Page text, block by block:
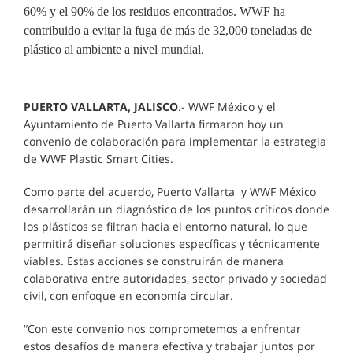
60% y el 90% de los residuos encontrados. WWF ha
contribuido a evitar la fuga de más de 32,000 toneladas de
plástico al ambiente a nivel mundial.
PUERTO VALLARTA, JALISCO.- WWF México y el
Ayuntamiento de Puerto Vallarta firmaron hoy un
convenio de colaboración para implementar la estrategia
de WWF Plastic Smart Cities.
Como parte del acuerdo, Puerto Vallarta y WWF México
desarrollarán un diagnóstico de los puntos críticos donde
los plásticos se filtran hacia el entorno natural, lo que
permitirá diseñar soluciones específicas y técnicamente
viables. Estas acciones se construirán de manera
colaborativa entre autoridades, sector privado y sociedad
civil, con enfoque en economía circular.
“Con este convenio nos comprometemos a enfrentar
estos desafíos de manera efectiva y trabajar juntos por